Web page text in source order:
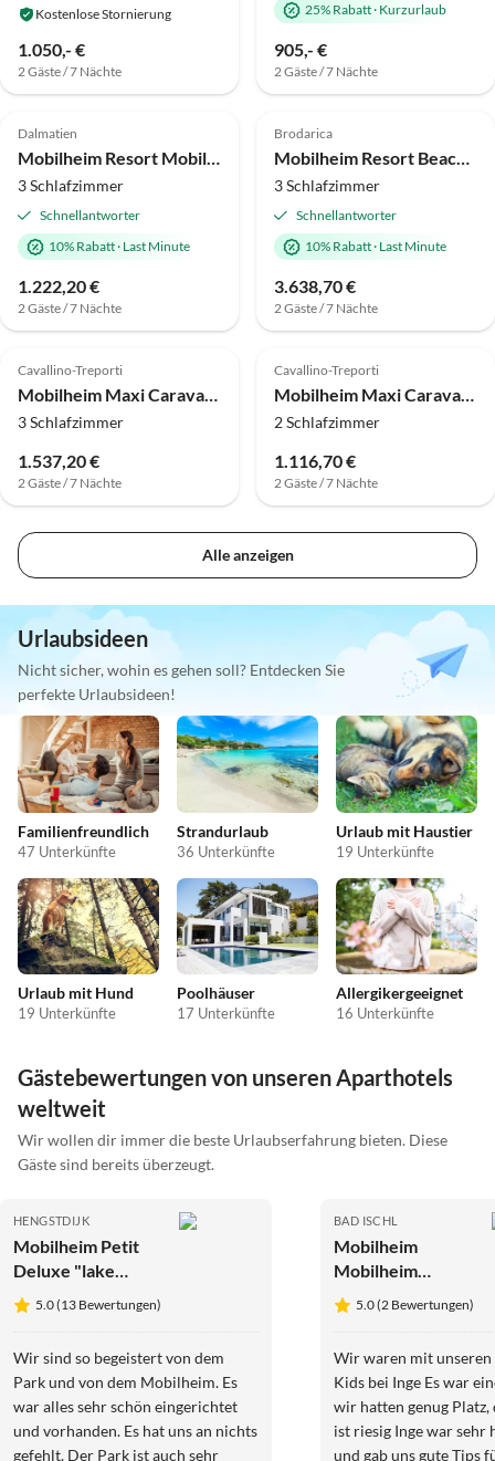
Kostenlose Stornierung
1.050,- €
2 Gäste / 7 Nächte
25% Rabatt· Kurzurlaub
905,- €
2 Gäste / 7 Nächte
Dalmatien
Mobilheim Resort Mobile Home - Three bedroom
3 Schlafzimmer
Schnellantworter
10% Rabatt· Last Minute
1.222,20 €
2 Gäste / 7 Nächte
Brodarica
Mobilheim Resort Beach Villa (6+1)
3 Schlafzimmer
Schnellantworter
10% Rabatt· Last Minute
3.638,70 €
2 Gäste / 7 Nächte
Cavallino-Treporti
Mobilheim Maxi Caravan Gold Bellevue Beach
3 Schlafzimmer
1.537,20 €
2 Gäste / 7 Nächte
Cavallino-Treporti
Mobilheim Maxi Caravan S 5 New
2 Schlafzimmer
1.116,70 €
2 Gäste / 7 Nächte
Alle anzeigen
Urlaubsideen
Nicht sicher, wohin es gehen soll? Entdecken Sie
perfekte Urlaubsideen!
Familienfreundlich
47 Unterkünfte
Strandurlaub
36 Unterkünfte
Urlaub mit Haustier
19 Unterkünfte
Urlaub mit Hund
19 Unterkünfte
Poolhäuser
17 Unterkünfte
Allergikergeeignet
16 Unterkünfte
Gästebewertungen von unseren Aparthotels
weltweit
Wir wollen dir immer die beste Urlaubserfahrung bieten. Diese
Gäste sind bereits überzeugt.
HENGSTDIJK
Mobilheim Petit
Deluxe "lake
view"
5.0 (13 Bewertungen)
Wir sind so begeistert von dem
Park und von dem Mobilheim. Es
war alles sehr schön eingerichtet
und vorhanden. Es hat uns an nichts
gefehlt. Der Park ist auch sehr
BAD ISCHL
Mobilheim
Mobilheim
Salzkammergut
5.0 (2 Bewertungen)
Wir waren mit unseren
Kids bei Inge Es war
wir hatten genug Platz,
ist riesig Inge war sehr
und gab uns gute Tips